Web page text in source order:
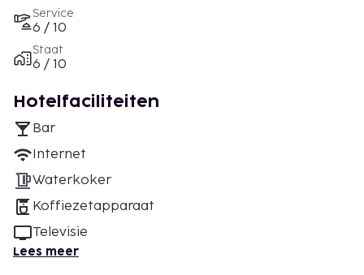
Service
6 / 10
Staat
6 / 10
Hotelfaciliteiten
Bar
Internet
Waterkoker
Koffiezetapparaat
Televisie
Lees meer